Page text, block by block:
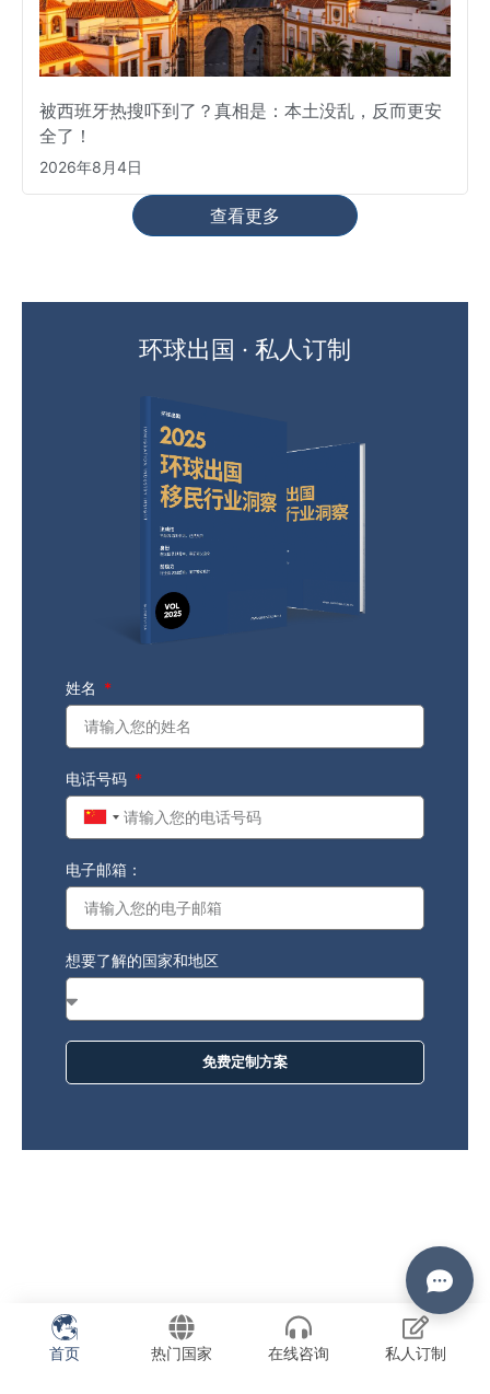
被西班牙热搜吓到了？真相是：本土没乱，反而更安
全了！
2026年8月4日
查看更多
环球出国 · 私人订制
姓名
电话号码
China
电子邮箱：
想要了解的国家和地区
免费定制方案
首页 热门国家 在线咨询 私人订制